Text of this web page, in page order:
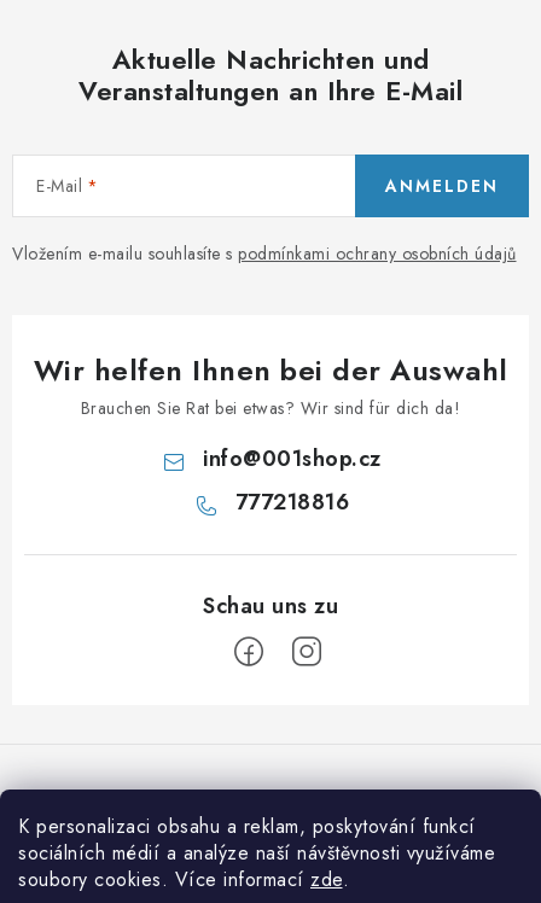
K personalizaci obsahu a reklam, poskytování funkcí
sociálních médií a analýze naší návštěvnosti využíváme
soubory cookies. Více informací zde.
Aktuelle Nachrichten und
Veranstaltungen an Ihre E-Mail
E-Mail
Vložením e-mailu souhlasíte s podmínkami ochrany osobních údajů
ANMELDEN
Wir helfen Ihnen bei der Auswahl
Brauchen Sie Rat bei etwas? Wir sind für dich da!
info@001shop.cz
777218816
ß
Wir akzeptieren online-Zahlungen